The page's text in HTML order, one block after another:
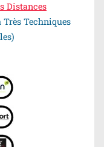
Distances
Techniques